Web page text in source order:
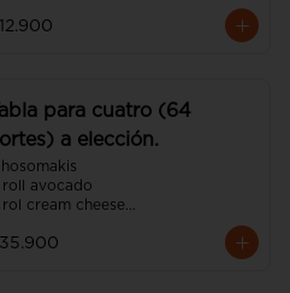
panko
para cuatro (64
a elección.
hosomakis
roll avocado
rol cream cheese
california